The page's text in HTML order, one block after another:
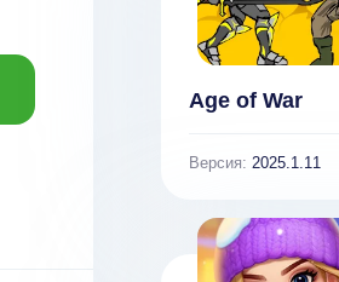
Age of War
Версия: 2025.1.11